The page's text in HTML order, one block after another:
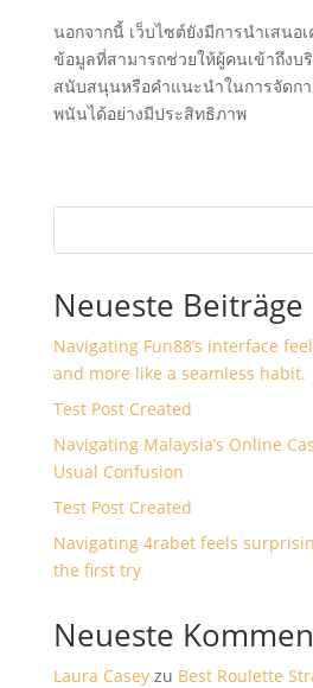
นอกจากนี้ เว็บไซต์ยังมีการนำเสนอ
ข้อมูลที่สามารถช่วยให้ผู้คนเข้าถึงบ
สนับสนุนหรือคำแนะนำในการจัดก
พนันได้อย่างมีประสิทธิภาพ
Neueste Beiträge
Navigating Fun88’s interface
and more like a seamless habit.
Test Post Created
Navigating Malaysia’s Online
Usual Confusion
Test Post Created
Navigating 4rabet feels
the first try
Neueste
Laura Caseyzu Best Roulette